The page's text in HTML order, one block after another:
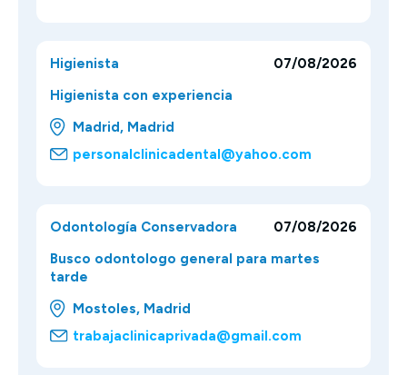
Higienista
Higienista con experiencia
07/08/2026
Madrid, Madrid
personalclinicadental@yahoo.com
Odontología Conservadora
Busco odontologo general para martes
tarde
07/08/2026
Mostoles, Madrid
trabajaclinicaprivada@gmail.com